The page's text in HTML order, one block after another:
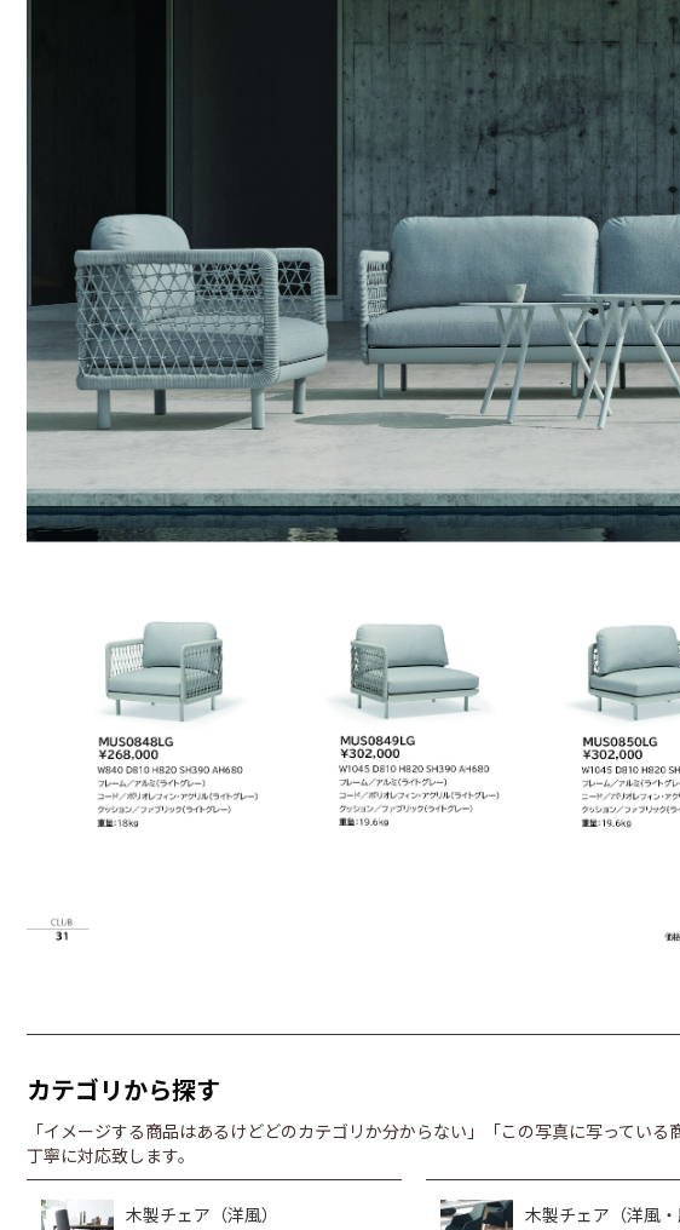
カテゴリから探す
「イメージする商品はあるけどどのカテゴリか分からない」「この写真に写ってい
丁寧に対応致します。
木製チェア（洋風） 木製チェア（洋風・